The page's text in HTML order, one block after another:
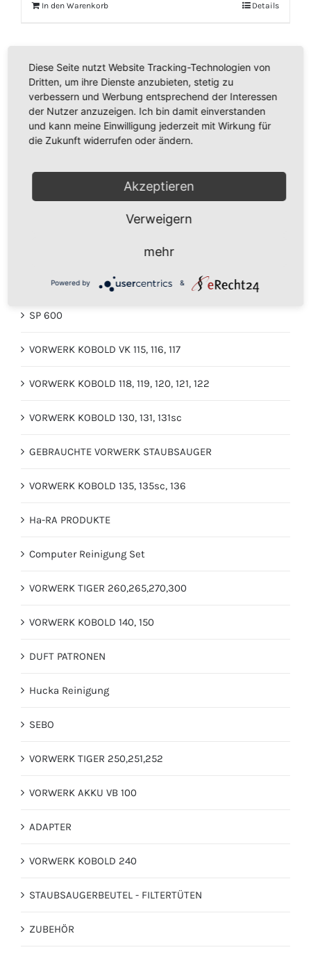
In den Warenkorb Details
Produktsuche
MOTORBÜRSTEN
SP 600
VORWERK KOBOLD VK 115, 116, 117
VORWERK KOBOLD 118, 119, 120, 121, 122
VORWERK KOBOLD 130, 131, 131sc
GEBRAUCHTE VORWERK STAUBSAUGER
VORWERK KOBOLD 135, 135sc, 136
Ha-RA PRODUKTE
Computer Reinigung Set
VORWERK TIGER 260,265,270,300
VORWERK KOBOLD 140, 150
DUFT PATRONEN
Hucka Reinigung
SEBO
VORWERK TIGER 250,251,252
VORWERK AKKU VB 100
ADAPTER
VORWERK KOBOLD 240
STAUBSAUGERBEUTEL - FILTERTÜTEN
ZUBEHÖR
Diese Seite nutzt Website Tracking-Technologien von
Dritten, um ihre Dienste anzubieten, stetig zu
verbessern und Werbung entsprechend der Interessen
der Nutzer anzuzeigen. Ich bin damit einverstanden
und kann meine Einwilligung jederzeit mit Wirkung für
die Zukunft widerrufen oder ändern.
Akzeptieren
Verweigern
mehr
Powered by &